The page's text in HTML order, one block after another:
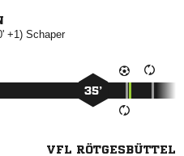
+1) 
35’
VFL RÖTGESBÜTTEL